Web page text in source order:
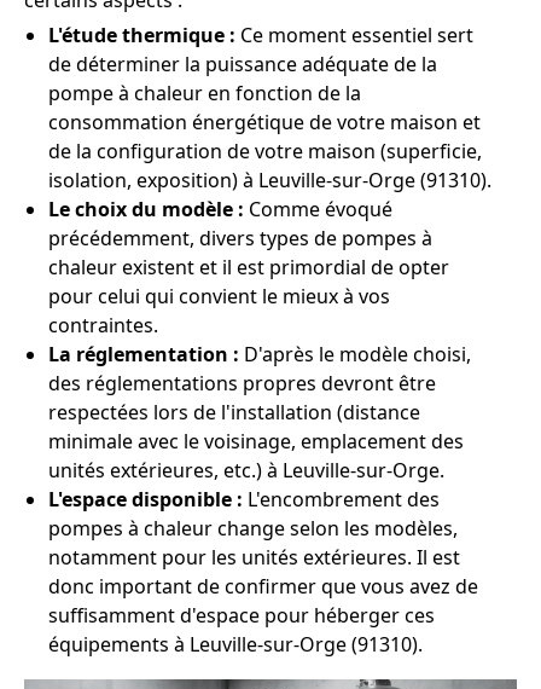
L'étude thermique : Ce moment essentiel sert
de déterminer la puissance adéquate de la
pompe à chaleur en fonction de la
consommation énergétique de votre maison et
de la configuration de votre maison (superficie,
isolation, exposition) à Leuville-sur-Orge (91310).
Le choix du modèle : Comme évoqué
précédemment, divers types de pompes à
chaleur existent et il est primordial de opter
pour celui qui convient le mieux à vos
contraintes.
La réglementation : D'après le modèle choisi,
des réglementations propres devront être
respectées lors de l'installation (distance
minimale avec le voisinage, emplacement des
unités extérieures, etc.) à Leuville-sur-Orge.
L'espace disponible : L'encombrement des
pompes à chaleur change selon les modèles,
notamment pour les unités extérieures. Il est
donc important de confirmer que vous avez de
suffisamment d'espace pour héberger ces
équipements à Leuville-sur-Orge (91310).